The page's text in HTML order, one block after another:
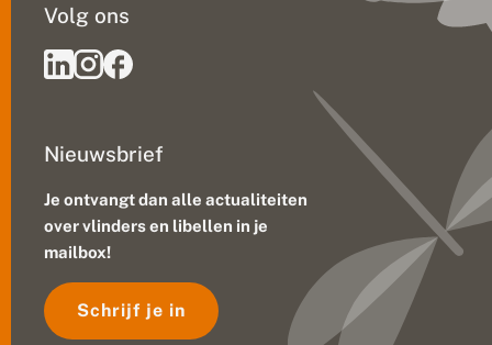
Nieuwsbrief
Je ontvangt dan alle actualiteiten
over vlinders en libellen in je
mailbox!
Schrijf je in
Volg ons